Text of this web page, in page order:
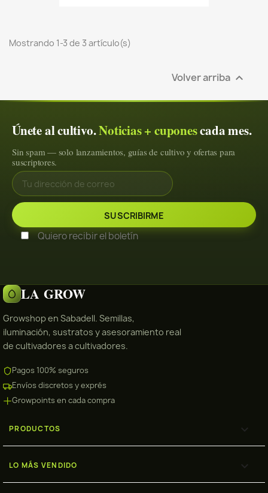
Mostrando 1-3 de 3 artículo(s)
Volver arriba 
Únete al cultivo.Noticias + cuponescada mes.
Sin spam — solo lanzamientos, guías de cultivo y ofertas para
suscriptores.
Quiero recibir el boletín
LA GROW
Growshop en Sabadell. Semillas,
iluminación, sustratos y asesoramiento real
de cultivadores a cultivadores.
Pagos 100% seguros
Envíos discretos y exprés
Growpoints en cada compra
PRODUCTOS 
LO MÁS VENDIDO 